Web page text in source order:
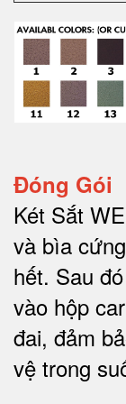
Đóng Gói
Két Sắt
và bìa
hết. Sau
vào hộp
đai, đảm
vệ trong